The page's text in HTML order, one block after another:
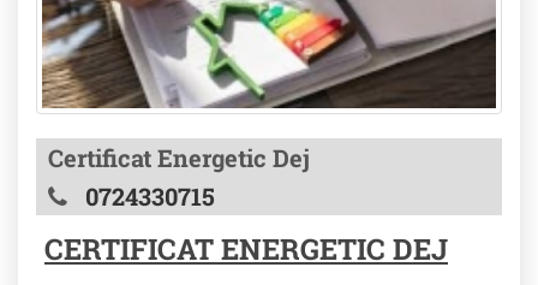
Certificat Energetic Dej
0724330715
CERTIFICAT ENERGETIC DEJ